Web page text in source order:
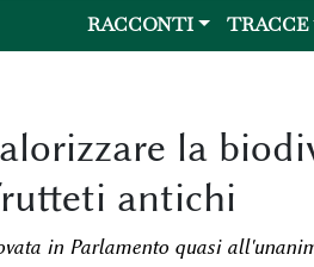
RACCONTI TRACCE
la
antichi
in Parlamento quasi